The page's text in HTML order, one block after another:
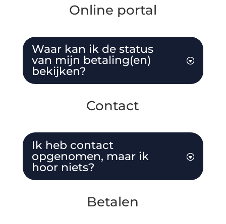
Online portal
Waar kan ik de status
van mijn betaling(en)
bekijken?
Contact
Ik heb contact
opgenomen, maar ik
hoor niets?
Betalen